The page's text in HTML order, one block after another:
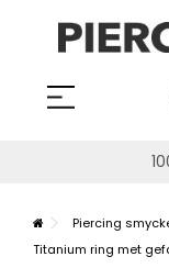
Piercing
Titanium ring met